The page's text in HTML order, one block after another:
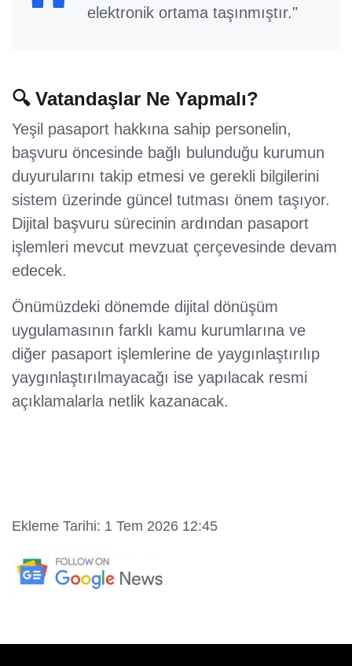
elektronik ortama taşınmıştır."
🔍 Vatandaşlar Ne Yapmalı?
Yeşil pasaport hakkına sahip personelin,
başvuru öncesinde bağlı bulunduğu kurumun
duyurularını takip etmesi ve gerekli bilgilerini
sistem üzerinde güncel tutması önem taşıyor.
Dijital başvuru sürecinin ardından pasaport
işlemleri mevcut mevzuat çerçevesinde devam
edecek.
Önümüzdeki dönemde dijital dönüşüm
uygulamasının farklı kamu kurumlarına ve
diğer pasaport işlemlerine de yaygınlaştırılıp
yaygınlaştırılmayacağı ise yapılacak resmi
açıklamalarla netlik kazanacak.
Ekleme Tarihi: 1 Tem 2026 12:45